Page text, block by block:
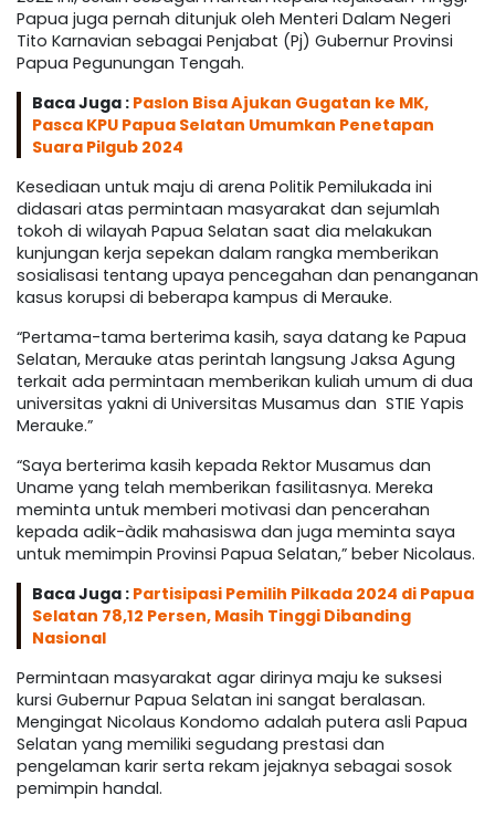
Papua juga pernah ditunjuk oleh Menteri Dalam Negeri
Tito Karnavian sebagai Penjabat (Pj) Gubernur Provinsi
Papua Pegunungan Tengah.
Baca Juga : Paslon Bisa Ajukan Gugatan ke MK,
Pasca KPU Papua Selatan Umumkan Penetapan
Suara Pilgub 2024
Kesediaan untuk maju di arena Politik Pemilukada ini
didasari atas permintaan masyarakat dan sejumlah
tokoh di wilayah Papua Selatan saat dia melakukan
kunjungan kerja sepekan dalam rangka memberikan
sosialisasi tentang upaya pencegahan dan penanganan
kasus korupsi di beberapa kampus di Merauke.
“Pertama-tama berterima kasih, saya datang ke Papua
Selatan, Merauke atas perintah langsung Jaksa Agung
terkait ada permintaan memberikan kuliah umum di dua
universitas yakni di Universitas Musamus dan STIE Yapis
Merauke.”
“Saya berterima kasih kepada Rektor Musamus dan
Uname yang telah memberikan fasilitasnya. Mereka
meminta untuk memberi motivasi dan pencerahan
kepada adik-àdik mahasiswa dan juga meminta saya
untuk memimpin Provinsi Papua Selatan,” beber Nicolaus.
Baca Juga : Partisipasi Pemilih Pilkada 2024 di Papua
Selatan 78,12 Persen, Masih Tinggi Dibanding
Nasional
Permintaan masyarakat agar dirinya maju ke suksesi
kursi Gubernur Papua Selatan ini sangat beralasan.
Mengingat Nicolaus Kondomo adalah putera asli Papua
Selatan yang memiliki segudang prestasi dan
pengelaman karir serta rekam jejaknya sebagai sosok
pemimpin handal.